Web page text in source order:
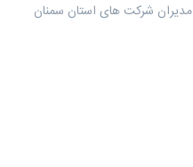
مدیران شرکت های استان سمنان